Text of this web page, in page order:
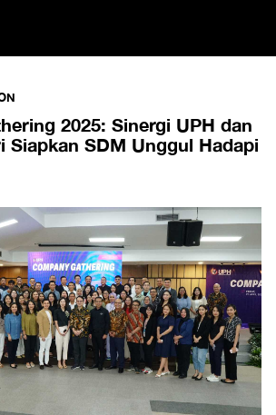
2025: Sinergi UPH dan
Siapkan SDM Unggul Hadapi